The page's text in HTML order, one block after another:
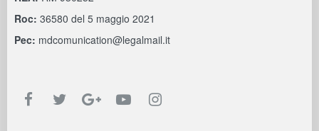
Roc: 36580 del 5 maggio 2021
Pec: mdcomunication@legalmail.it